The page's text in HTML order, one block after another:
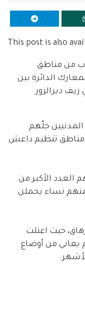
This post is also
من مناطق
الدائرة بين
ديرالزور
أنّ عشرات المدنيين جلّهم
مناطق تنظيم داعش
العدد الأكبر من
نساء يحملن
حيث اعتلت
يعاني من أوضاع